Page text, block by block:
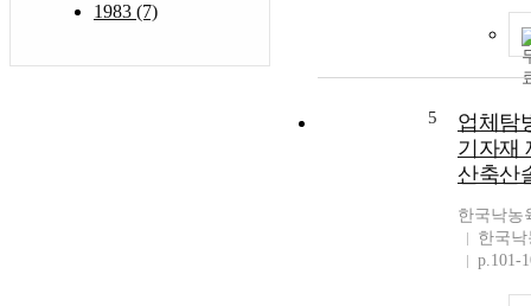
1983 (7)
5
업체탐
기자재
산축산
한국낙농
한국
p.101-